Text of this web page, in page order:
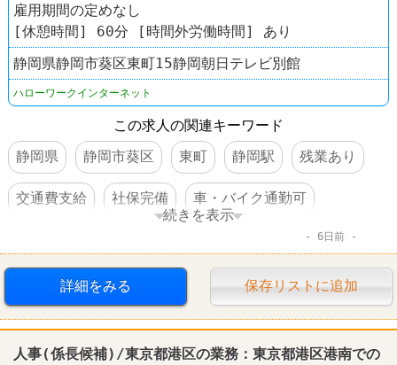
雇用期間の定めなし
[休憩時間] 60分 [時間外労働時間] あり
静岡県静岡市葵区東町15静岡朝日テレビ別館
ハローワークインターネット
この求人の関連キーワード
静岡県
静岡市葵区 東町 静岡駅 残業あり
交通費支給 社保完備 車・バイク通勤可
続きを表示
6日前
詳細をみる 保存リストに追加
人事(係長候補)/東京都港区の業務：東京都港区港南での